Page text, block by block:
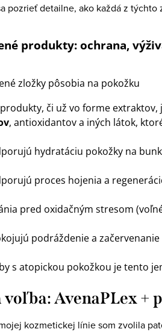
pozrieť detailne, ako každá z
produkty: ochrana,
zložky pôsobia na pokožku
či už vo forme
, antioxidantov a iných látok,
hydratáciu pokožky na
proces hojenia a
pred oxidačným stresom
podráždenie a začervenanie
s atopickou pokožkou je tento
voľba: AvenaPLex +
kozmetickej línie som zvolila